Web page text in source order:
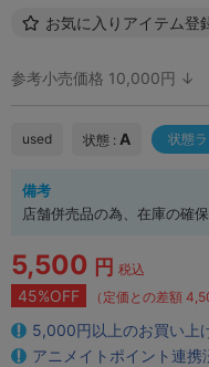
お気に入りアイテム登
参考小売価格 10,000円 ↓
used 状態 : A 状態
備考
店舗併売品の為、在庫の確
5,500 円 税込
45%OFF （定価との差額
5,000円以上のお買い上
アニメイトポイント連携